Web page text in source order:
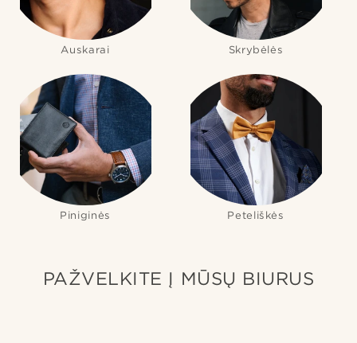
Auskarai Skrybėlės
Piniginės Peteliškės
PAŽVELKITE Į MŪSŲ BIURUS